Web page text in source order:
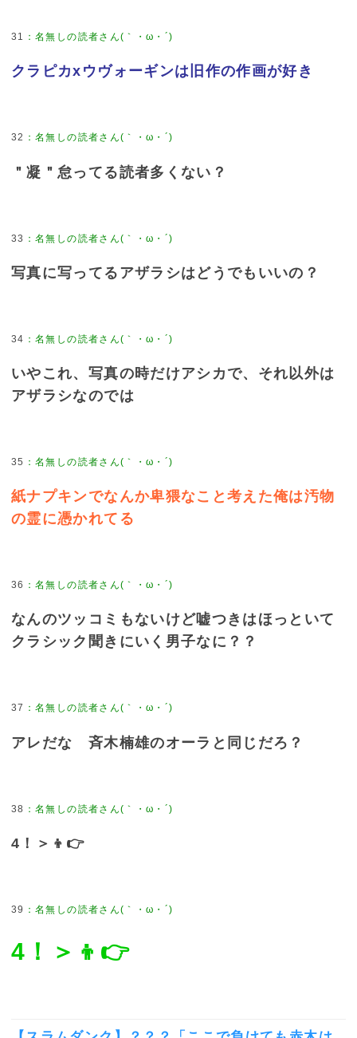
31 ：名無しの読者さん(｀・ω・´)
クラピカxウヴォーギンは旧作の作画が好き
32 ：名無しの読者さん(｀・ω・´)
＂凝＂怠ってる読者多くない？
33 ：名無しの読者さん(｀・ω・´)
写真に写ってるアザラシはどうでもいいの？
34 ：名無しの読者さん(｀・ω・´)
いやこれ、写真の時だけアシカで、それ以外は
アザラシなのでは
35 ：名無しの読者さん(｀・ω・´)
紙ナプキンでなんか卑猥なこと考えた俺は汚物
の霊に憑かれてる
36 ：名無しの読者さん(｀・ω・´)
なんのツッコミもないけど嘘つきはほっといて
クラシック聞きにいく男子なに？？
37 ：名無しの読者さん(｀・ω・´)
アレだな 斉木楠雄のオーラと同じだろ？
38 ：名無しの読者さん(｀・ω・´)
4！＞👦👉
39 ：名無しの読者さん(｀・ω・´)
4！＞👦👉